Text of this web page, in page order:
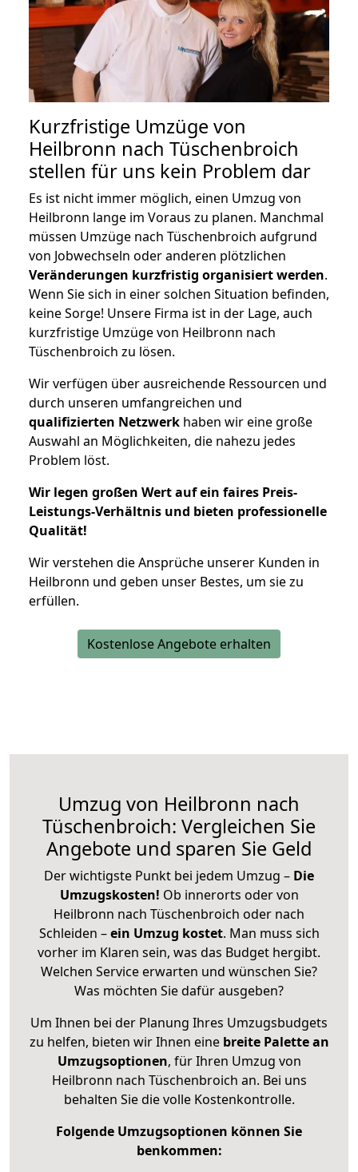
Kurzfristige Umzüge von
Heilbronn nach Tüschenbroich
stellen für uns kein Problem dar
Es ist nicht immer möglich, einen Umzug von
Heilbronn lange im Voraus zu planen. Manchmal
müssen Umzüge nach Tüschenbroich aufgrund
von Jobwechseln oder anderen plötzlichen
Veränderungen kurzfristig organisiert werden.
Wenn Sie sich in einer solchen Situation befinden,
keine Sorge! Unsere Firma ist in der Lage, auch
kurzfristige Umzüge von Heilbronn nach
Tüschenbroich zu lösen.
Wir verfügen über ausreichende Ressourcen und
durch unseren umfangreichen und
qualifizierten Netzwerk haben wir eine große
Auswahl an Möglichkeiten, die nahezu jedes
Problem löst.
Wir legen großen Wert auf ein faires Preis-
Leistungs-Verhältnis und bieten professionelle
Qualität!
Wir verstehen die Ansprüche unserer Kunden in
Heilbronn und geben unser Bestes, um sie zu
erfüllen.
Kostenlose Angebote erhalten
Umzug von Heilbronn nach
Tüschenbroich: Vergleichen Sie
Angebote und sparen Sie Geld
Der wichtigste Punkt bei jedem Umzug – Die
Umzugskosten! Ob innerorts oder von
Heilbronn nach Tüschenbroich oder nach
Schleiden –ein Umzug kostet. Man muss sich
vorher im Klaren sein, was das Budget hergibt.
Welchen Service erwarten und wünschen Sie?
Was möchten Sie dafür ausgeben?
Um Ihnen bei der Planung Ihres Umzugsbudgets
zu helfen, bieten wir Ihnen eine breite Palette an
Umzugsoptionen, für Ihren Umzug von
Heilbronn nach Tüschenbroich an. Bei uns
behalten Sie die volle Kostenkontrolle.
Folgende Umzugsoptionen können Sie
benkommen: